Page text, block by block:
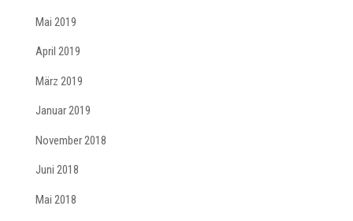
Mai 2019
April 2019
März 2019
Januar 2019
November 2018
Juni 2018
Mai 2018